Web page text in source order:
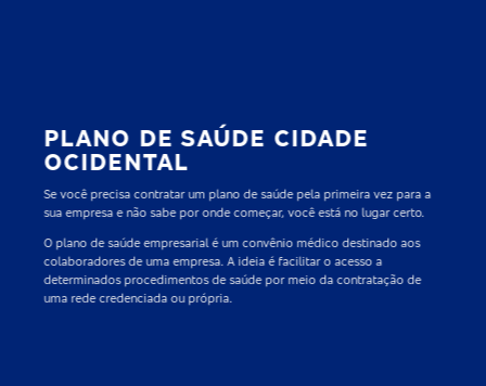
PLANO DE SAÚDE CIDADE
OCIDENTAL
Se você precisa contratar um plano de saúde pela primeira vez para a
sua empresa e não sabe por onde começar, você está no lugar certo.
Oplano de saúde empresarialé um convênio médico destinado aos
colaboradores de uma empresa. A ideia é facilitar o acesso a
determinados procedimentos de saúde por meio da contratação de
uma rede credenciada ou própria.